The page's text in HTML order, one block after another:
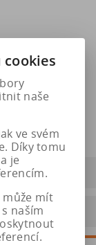
naše
ve svém
Díky tomu
je
mít
naším